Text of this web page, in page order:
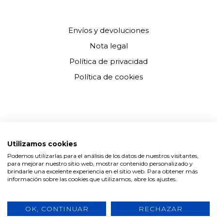
Envíos y devoluciones
Nota legal
Política de privacidad
Política de cookies
He leído y acepto laPolítica de privacidad
¡ME APUNTO!
Utilizamos cookies
Podemos utilizarlas para el análisis de los datos de nuestros visitantes,
para mejorar nuestro sitio web, mostrar contenido personalizado y
brindarle una excelente experiencia en el sitio web. Para obtener más
información sobre las cookies que utilizamos, abre los ajustes.
OK, CONTINUAR RECHAZAR